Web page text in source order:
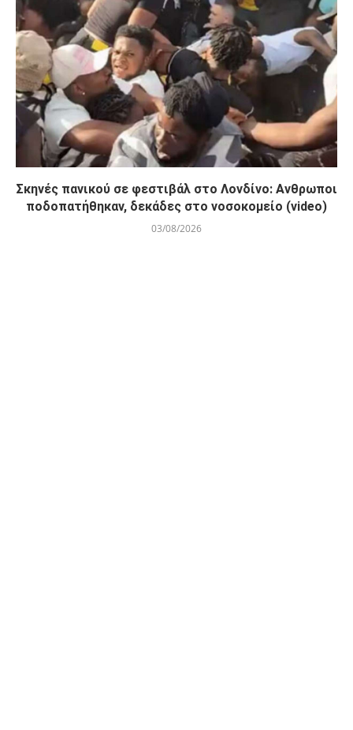
Σκηνές πανικού σε φεστιβάλ στο Λονδίνο: Ανθρωποι
ποδοπατήθηκαν, δεκάδες στο νοσοκομείο (video)
03/08/2026